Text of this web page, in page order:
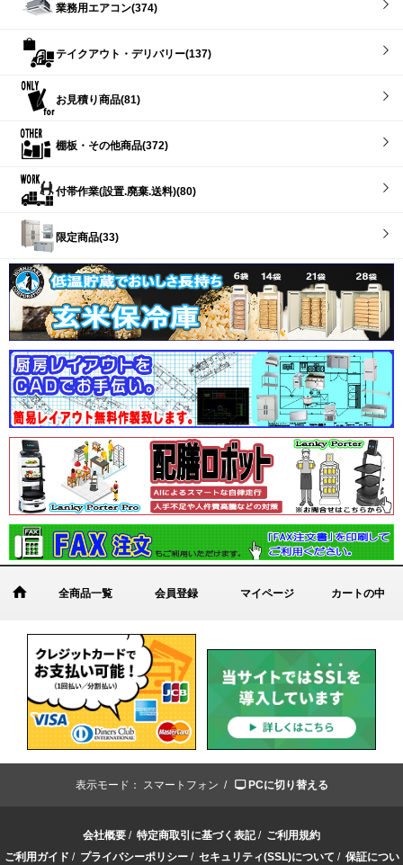
業務用エアコン(374)
テイクアウト・デリバリー(137)
お見積り商品(81)
棚板・その他商品(372)
付帯作業(設置.廃棄.送料)(80)
限定商品(33)
全商品一覧 会員登録 マイページ カートの中
表示モード： スマートフォン / PCに切り替える
会社概要 / 特定商取引に基づく表記/ ご利用規約
ご利用ガイド / プライバシーポリシー/ セキュリティ(SSL)について / 保証につい